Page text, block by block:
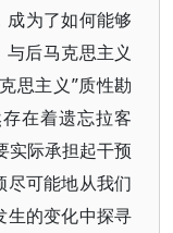
成为了如何能够
后马克思主义
思主义”质性勘
在着遗忘拉客
实际承担起干预
尽可能地从我们
生的变化中探寻